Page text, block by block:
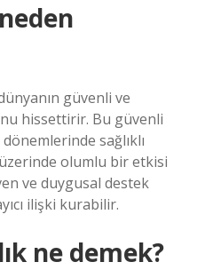
güvenli ve
hissettirir. Bu güvenli
sağlıklı
olumlu bir etkisi
ve duygusal destek
ilişki kurabilir.
ne demek?